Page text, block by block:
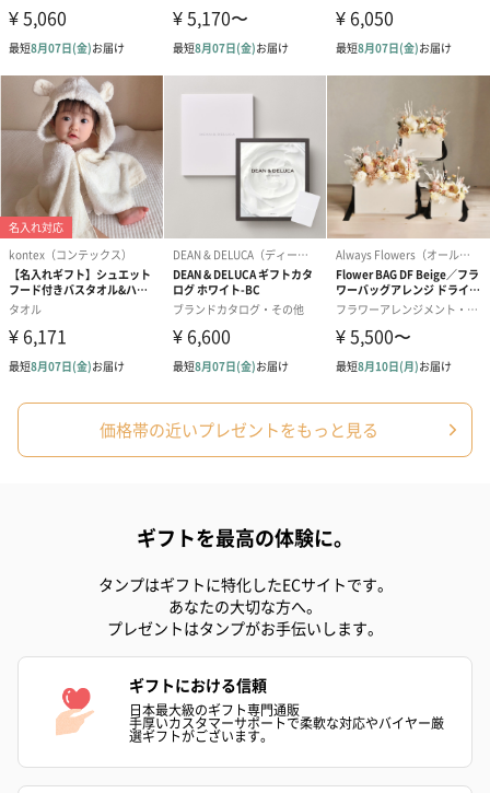
写真付きメッセージカ
ード（680円）
写真付きメッセージカ
ンク（680円）
【誕生日】
刷なし）（
ラッピング
ギフトラッピングを施してお届けします。
日】（グレー）L（600
ク）L（600円）
とう】 L（
同梱します。
※のし下はご記入いただけません。
※カードのデザインは一部変更する場合があります。
価格帯の近いプレゼントをもっと見る
ギフトを最高の体験に。
タンプはギフトに特化したECサイトです。
あなたの大切な方へ。
プレゼントはタンプがお手伝いします。
ギフトにおける信頼
日本最大級のギフト専門通販
手厚いカスタマーサポートで柔軟な対応やバイヤー厳
選ギフトがございます。